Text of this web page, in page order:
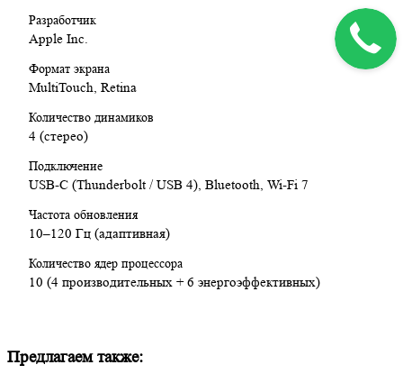
Разработчик
Apple Inc.
Формат экрана
MultiTouch, Retina
Количество динамиков
4 (стерео)
Подключение
USB-C (Thunderbolt / USB 4), Bluetooth, Wi‑Fi 7
Частота обновления
10–120 Гц (адаптивная)
Количество ядер процессора
10 (4 производительных + 6 энергоэффективных)
Предлагаем также: